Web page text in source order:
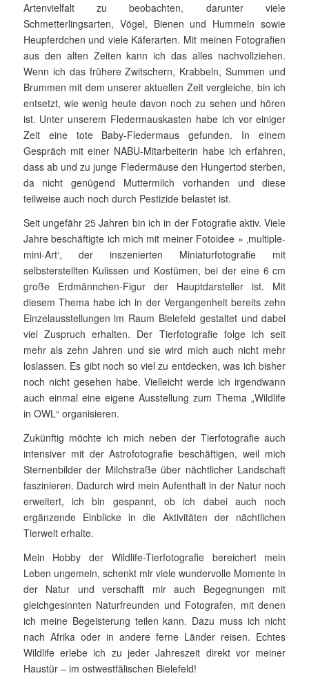
Artenvielfalt zu beobachten, darunter viele
Schmetterlingsarten, Vögel, Bienen und Hummeln sowie
Heupferdchen und viele Käferarten. Mit meinen Fotografien
aus den alten Zeiten kann ich das alles nach­vollziehen.
Wenn ich das frühere Zwitschern, Krabbeln, Sum­men und
Brummen mit dem unserer aktuellen Zeit vergleiche, bin ich
entsetzt, wie wenig heute davon noch zu sehen und hören
ist. Unter unserem Fledermauskasten habe ich vor einiger
Zeit eine tote Baby-Fledermaus gefunden. In einem
Gespräch mit einer NABU-Mitar­bei­­terin habe ich erfahren,
dass ab und zu junge Fledermäuse den Hunger­tod sterben,
da nicht genügend Muttermilch vorhanden und diese
teilweise auch noch durch Pestizide belastet ist.
Seit ungefähr 25 Jahren bin ich in der Fotografie aktiv. Viele
Jahre beschäftigte ich mich mit meiner Fotoidee » ‚multiple-
mini-Art‘, der inszenierten Miniaturfotografie mit
selbsterstellten Kulissen und Kostümen, bei der eine 6 cm
große Erdmännchen-Figur der Haupt­darsteller ist. Mit
diesem Thema habe ich in der Vergangenheit bereits zehn
Einzelausstellungen im Raum Bielefeld gestaltet und dabei
viel Zuspruch erhalten. Der Tierfotografie folge ich seit
mehr als zehn Jahren und sie wird mich auch nicht mehr
los­lassen. Es gibt noch so viel zu entdecken, was ich bisher
noch nicht gesehen habe. Vielleicht werde ich irgendwann
auch einmal eine eigene Ausstel­lung zum Thema „Wildlife
in OWL“ organisieren.
Zukünftig möchte ich mich neben der Tierfotografie auch
intensiver mit der Astrofotografie beschäftigen, weil mich
Sternenbilder der Milchstraße über nächtlicher Landschaft
faszinieren. Dadurch wird mein Aufenthalt in der Natur noch
erweitert, ich bin gespannt, ob ich dabei auch noch
ergänzende Einblicke in die Aktivitäten der nächtlichen
Tierwelt erhalte.
Mein Hobby der Wildlife-Tierfotografie bereichert mein
Leben un­gemein, schenkt mir viele wundervolle Momente in
der Natur und verschafft mir auch Begegnungen mit
gleichgesinnten Natur­freun­den und Fo­to­grafen, mit denen
ich meine Begeisterung teilen kann. Dazu muss ich nicht
nach Afrika oder in andere ferne Länder reisen. Echtes
Wildlife erlebe ich zu jeder Jahreszeit direkt vor meiner
Haus­tür – im ostwestfälischen Bielefeld!